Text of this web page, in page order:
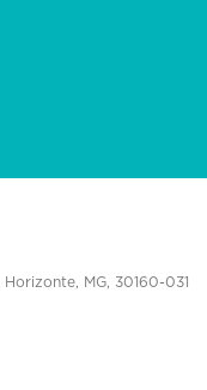
MG, 30160-031